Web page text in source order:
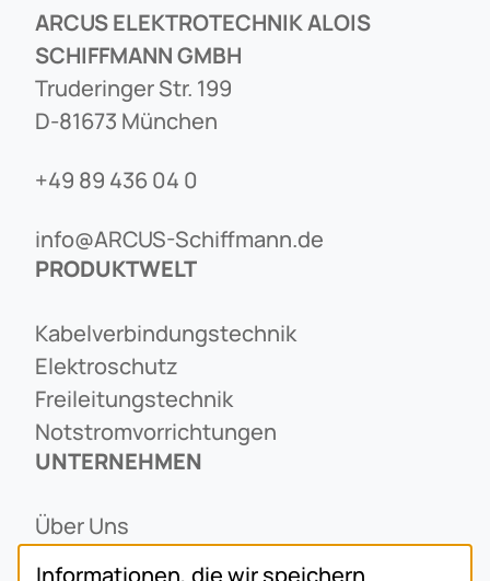
ARCUS ELEKTROTECHNIK ALOIS
SCHIFFMANN GMBH
Truderinger Str. 199
D-81673 München
+49 89 436 04 0
info@ARCUS-Schiffmann.de
PRODUKTWELT
Kabelverbindungstechnik
Elektroschutz
Freileitungstechnik
Notstromvorrichtungen
UNTERNEHMEN
Über Uns
Informationen, die wir speichern